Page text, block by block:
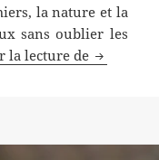
la nature et la
sans oublier les
la lecture de Visiter le